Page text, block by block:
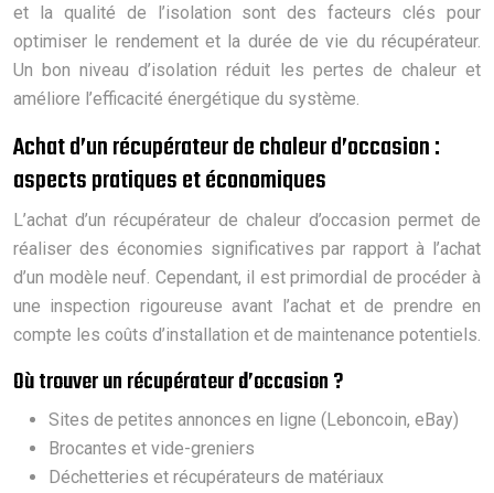
et la qualité de l’isolation sont des facteurs clés pour
optimiser le rendement et la durée de vie du récupérateur.
Un bon niveau d’isolation réduit les pertes de chaleur et
améliore l’efficacité énergétique du système.
Achat d’un récupérateur de chaleur d’occasion :
aspects pratiques et économiques
L’achat d’un récupérateur de chaleur d’occasion permet de
réaliser des économies significatives par rapport à l’achat
d’un modèle neuf. Cependant, il est primordial de procéder à
une inspection rigoureuse avant l’achat et de prendre en
compte les coûts d’installation et de maintenance potentiels.
Où trouver un récupérateur d’occasion ?
Sites de petites annonces en ligne (Leboncoin, eBay)
Brocantes et vide-greniers
Déchetteries et récupérateurs de matériaux